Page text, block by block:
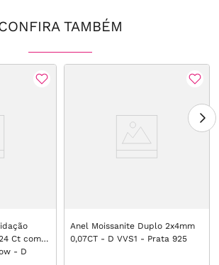
TAMBÉM
Ct com
- D
Anel Moissanite Duplo 2x4mm
0,07CT - D VVS1 - Prata 925